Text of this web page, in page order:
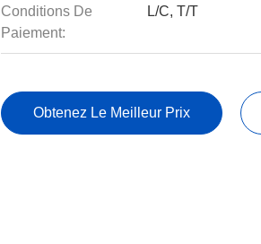
Conditions De
Paiement:
L/C, T/T
Obtenez Le Meilleur Prix